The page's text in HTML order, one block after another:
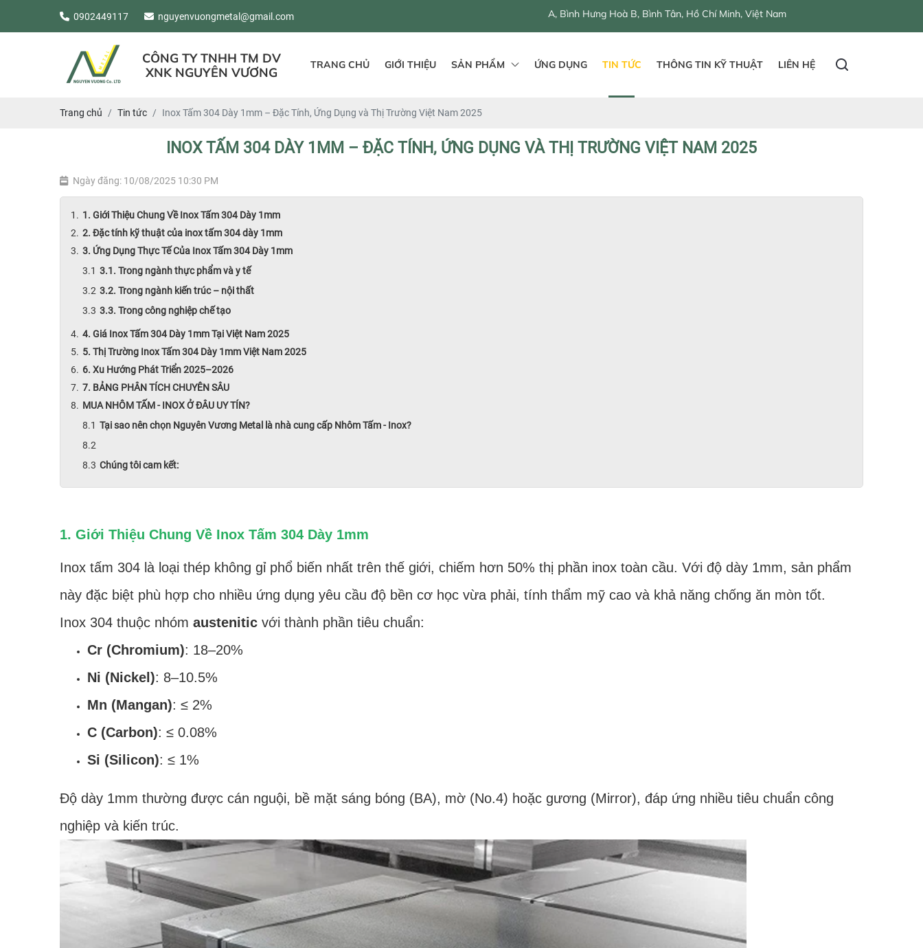
0902449117 nguyenvuongmetal@gmail.com 546 - 548 QL1A, Bình Hưng Hoà B, Bình Tân, Hồ Chí Minh, Việt Nam
CÔNG TY TNHH TM DV
XNK NGUYÊN VƯƠNG
TRANG CHỦ GIỚI THIỆU SẢN PHẨM ỨNG DỤNG TIN TỨC THÔNG TIN KỸ THUẬT LIÊN HỆ
Trang chủ Tin tức Inox Tấm 304 Dày 1mm – Đặc Tính, Ứng Dụng và Thị Trường Việt Nam 2025
INOX TẤM 304 DÀY 1MM – ĐẶC TÍNH, ỨNG DỤNG VÀ THỊ TRƯỜNG VIỆT NAM 2025
Ngày đăng: 10/08/2025 10:30 PM
1. Giới Thiệu Chung Về Inox Tấm 304 Dày 1mm
2. Đặc tính kỹ thuật của inox tấm 304 dày 1mm
3. Ứng Dụng Thực Tế Của Inox Tấm 304 Dày 1mm
3.1. Trong ngành thực phẩm và y tế
3.2. Trong ngành kiến trúc – nội thất
3.3. Trong công nghiệp chế tạo
4. Giá Inox Tấm 304 Dày 1mm Tại Việt Nam 2025
5. Thị Trường Inox Tấm 304 Dày 1mm Việt Nam 2025
6. Xu Hướng Phát Triển 2025–2026
7. BẢNG PHÂN TÍCH CHUYÊN SÂU
MUA NHÔM TẤM - INOX Ở ĐÂU UY TÍN?
Tại sao nên chọn Nguyên Vương Metal là nhà cung cấp Nhôm Tấm - Inox?
Chúng tôi cam kết:
1. Giới Thiệu Chung Về Inox Tấm 304 Dày 1mm
Inox tấm 304 là loại thép không gỉ phổ biến nhất trên thế giới, chiếm hơn 50% thị phần inox toàn cầu. Với độ dày 1mm, sản phẩm
này đặc biệt phù hợp cho nhiều ứng dụng yêu cầu độ bền cơ học vừa phải, tính thẩm mỹ cao và khả năng chống ăn mòn tốt.
Inox 304 thuộc nhóm austenitic với thành phần tiêu chuẩn:
Cr (Chromium): 18–20%
Ni (Nickel): 8–10.5%
Mn (Mangan): ≤ 2%
C (Carbon): ≤ 0.08%
Si (Silicon): ≤ 1%
Độ dày 1mm thường được cán nguội, bề mặt sáng bóng (BA), mờ (No.4) hoặc gương (Mirror), đáp ứng nhiều tiêu chuẩn công
nghiệp và kiến trúc.